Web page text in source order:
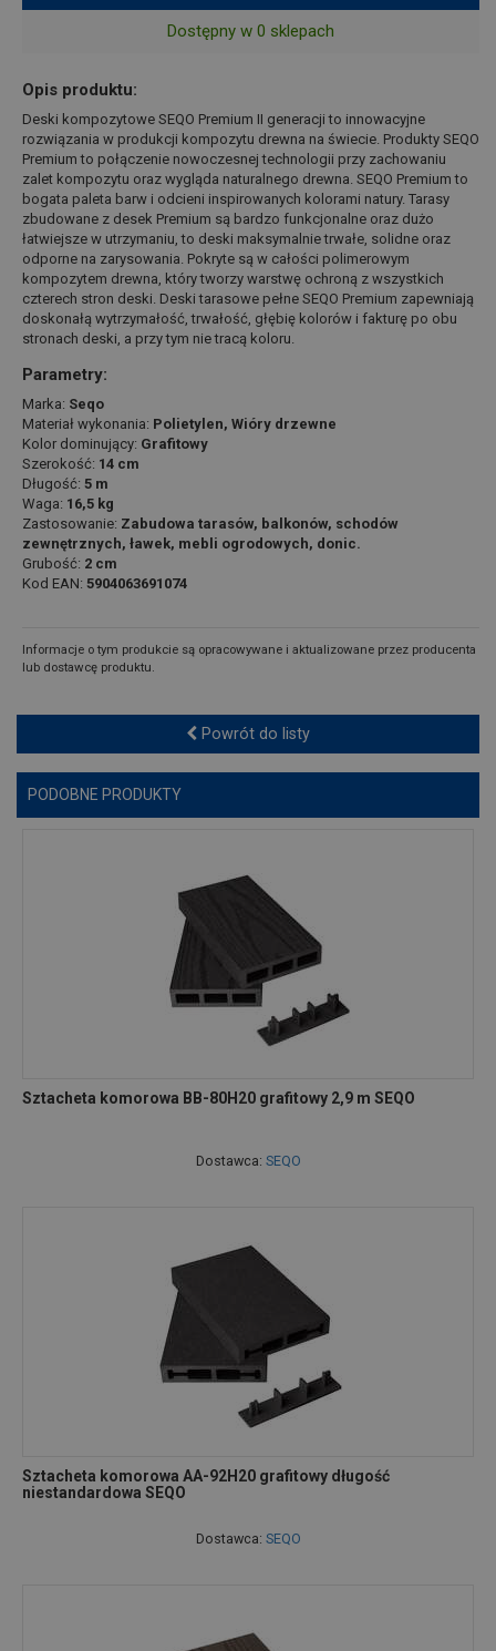
Dostępny w 0 sklepach
Opis produktu:
Deski kompozytowe SEQO Premium II generacji to innowacyjne
rozwiązania w produkcji kompozytu drewna na świecie. Produkty SEQO
Premium to połączenie nowoczesnej technologii przy zachowaniu
zalet kompozytu oraz wygląda naturalnego drewna. SEQO Premium to
bogata paleta barw i odcieni inspirowanych kolorami natury. Tarasy
zbudowane z desek Premium są bardzo funkcjonalne oraz dużo
łatwiejsze w utrzymaniu, to deski maksymalnie trwałe, solidne oraz
odporne na zarysowania. Pokryte są w całości polimerowym
kompozytem drewna, który tworzy warstwę ochroną z wszystkich
czterech stron deski. Deski tarasowe pełne SEQO Premium zapewniają
doskonałą wytrzymałość, trwałość, głębię kolorów i fakturę po obu
stronach deski, a przy tym nie tracą koloru.
Parametry:
Marka: Seqo
Materiał wykonania: Polietylen, Wióry drzewne
Kolor dominujący: Grafitowy
Szerokość: 14 cm
Długość: 5 m
Waga: 16,5 kg
Zastosowanie: Zabudowa tarasów, balkonów, schodów
zewnętrznych, ławek, mebli ogrodowych, donic.
Grubość: 2 cm
Kod EAN: 5904063691074
Informacje o tym produkcie są opracowywane i aktualizowane przez producenta
lub dostawcę produktu.
Powrót do listy
PODOBNE PRODUKTY
Sztacheta komorowa BB-80H20 grafitowy 2,9 m SEQO
Dostawca: SEQO
Sztacheta komorowa AA-92H20 grafitowy długość
niestandardowa SEQO
Dostawca: SEQO